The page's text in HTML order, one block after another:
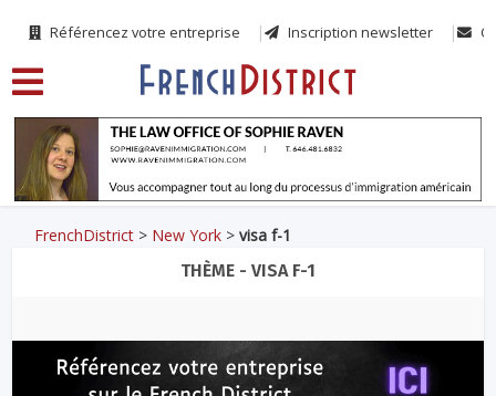
Référencez votre entreprise Inscription newsletter
FrenchDistrict > New York >visa f-1
THÈME - VISA F-1